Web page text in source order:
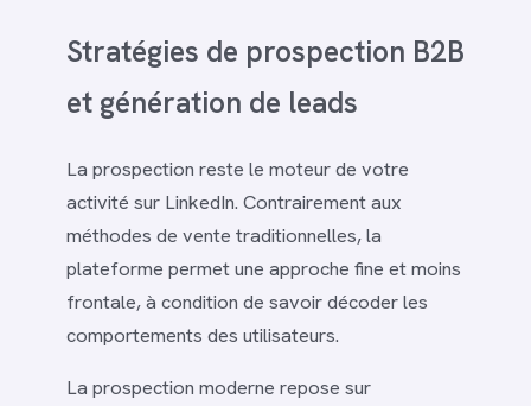
Stratégies de prospection B2B
et génération de leads
La prospection reste le moteur de votre
activité sur LinkedIn. Contrairement aux
méthodes de vente traditionnelles, la
plateforme permet une approche fine et moins
frontale, à condition de savoir décoder les
comportements des utilisateurs.
La prospection moderne repose sur